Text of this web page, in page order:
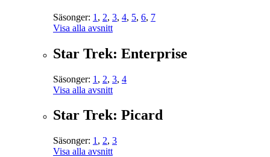
Säsonger: 1 , 2, 3, 4, 5, 6, 7
Visa alla avsnitt
Star Trek: Enterprise
Säsonger: 1 , 2, 3, 4
Visa alla avsnitt
Star Trek: Picard
Säsonger: 1 , 2, 3
Visa alla avsnitt